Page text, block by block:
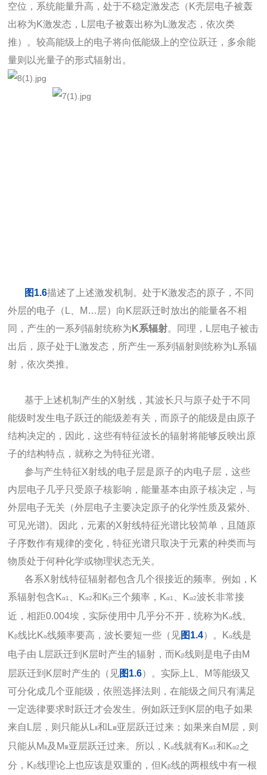
空位，系统能量升高，处于不稳定激发态（K壳层电子被轰
出称为K激发态，L层电子被轰出称为L激发态，依次类
推）。较高能级上的电子将向低能级上的空位跃迁，多余能
量则以光量子的形式辐射出。
图1.6描述了上述激发机制。处于K激发态的原子，不同
外层的电子（L、M…层）向K层跃迁时放出的能量各不相
同，产生的一系列辐射统称为 K系辐射。同理，L层电子被击
出后，原子处于L激发态，所产生一系列辐射则统称为L系辐
射，依次类推。
基于上述机制产生的X射线，其波长只与原子处于不同
能级时发生电子跃迁的能级差有关，而原子的能级是由原子
结构决定的，因此，这些有特征波长的辐射将能够反映出原
子的结构特点，就称之为特征光谱。
参与产生特征X射线的电子层是原子的内电子层，这些
内层电子几乎只受原子核影响，能量基本由原子核决定，与
外层电子无关（外层电子主要决定原子的化学性质及紫外、
可见光谱)。因此，元素的X射线特征光谱比较简单，且随原
子序数作有规律的变化，特征光谱只取决于元素的种类而与
物质处于何种化学或物理状态无关。
各系X射线特征辐射都包含几个很接近的频率。例如，K
系辐射包含Kα1 、Kα2和Kβ三个频率，Kα1 、Kα2波长非常接
近，相距0.004埃，实际使用中几乎分不开，统称为Kα线。
Kβ线比Kα线频率要高，波长要短一些（见图1.4）。Kα线是
电子由 L层跃迁到K层时产生的辐射，而Kβ线则是电子由M
层跃迁到K层时产生的（见图1.6）。实际上L、M等能级又
可分化成几个亚能级，依照选择法则，在能级之间只有满足
一定选律要求时跃迁才会发生。例如跃迁到K层的电子如果
来自L层，则只能从LⅡ和LⅢ亚层跃迁过来；如果来自M层，则
只能从M Ⅱ 及M Ⅲ亚层跃迁过来。所以，Kα线就有Kα1和Kα2之
分，Kβ线理论上也应该是双重的，但Kβ线的两根线中有一根